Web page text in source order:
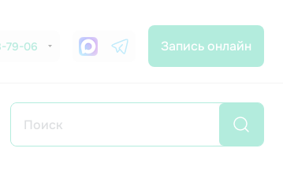
79-06 Запись онлайн